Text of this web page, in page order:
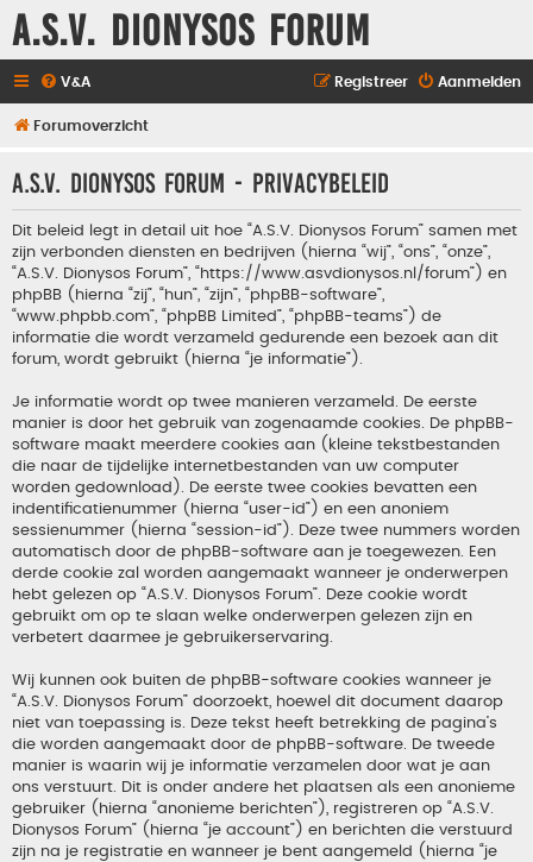
A.S.V. Dionysos Forum
V&A Aanmelden
Registreer
Forumoverzicht
A.S.V. Dionysos Forum - Privacybeleid
Dit beleid legt in detail uit hoe “A.S.V. Dionysos Forum” samen met
zijn verbonden diensten en bedrijven (hierna “wij”, “ons”, “onze”,
“A.S.V. Dionysos Forum”, “https://www.asvdionysos.nl/forum”) en
phpBB (hierna “zij”, “hun”, “zijn”, “phpBB-software”,
“www.phpbb.com”, “phpBB Limited”, “phpBB-teams”) de
informatie die wordt verzameld gedurende een bezoek aan dit
forum, wordt gebruikt (hierna “je informatie”).
Je informatie wordt op twee manieren verzameld. De eerste
manier is door het gebruik van zogenaamde cookies. De phpBB-
software maakt meerdere cookies aan (kleine tekstbestanden
die naar de tijdelijke internetbestanden van uw computer
worden gedownload). De eerste twee cookies bevatten een
indentificatienummer (hierna “user-id”) en een anoniem
sessienummer (hierna “session-id”). Deze twee nummers worden
automatisch door de phpBB-software aan je toegewezen. Een
derde cookie zal worden aangemaakt wanneer je onderwerpen
hebt gelezen op “A.S.V. Dionysos Forum”. Deze cookie wordt
gebruikt om op te slaan welke onderwerpen gelezen zijn en
verbetert daarmee je gebruikerservaring.
Wij kunnen ook buiten de phpBB-software cookies wanneer je
“A.S.V. Dionysos Forum” doorzoekt, hoewel dit document daarop
niet van toepassing is. Deze tekst heeft betrekking de pagina’s
die worden aangemaakt door de phpBB-software. De tweede
manier is waarin wij je informatie verzamelen door wat je aan
ons verstuurt. Dit is onder andere het plaatsen als een anonieme
gebruiker (hierna “anonieme berichten”), registreren op “A.S.V.
Dionysos Forum” (hierna “je account”) en berichten die verstuurd
zijn na je registratie en wanneer je bent aangemeld (hierna “je